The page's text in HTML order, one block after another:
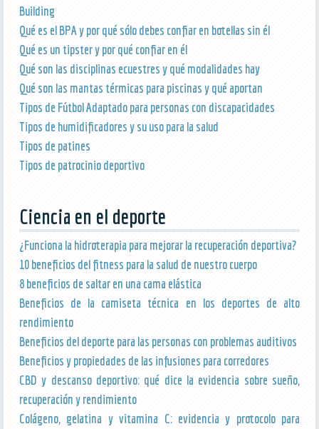
Building
Qué es el BPA y por qué sólo debes confiar en botellas sin él
Qué es un tipster y por qué confiar en él
Qué son las disciplinas ecuestres y qué modalidades hay
Qué son las mantas térmicas para piscinas y qué aportan
Tipos de Fútbol Adaptado para personas con discapacidades
Tipos de humidificadores y su uso para la salud
Tipos de patines
Tipos de patrocinio deportivo
Ciencia en el deporte
¿Funciona la hidroterapia para mejorar la recuperación deportiva?
10 beneficios del fitness para la salud de nuestro cuerpo
8 beneficios de saltar en una cama elástica
Beneficios de la camiseta técnica en los deportes de alto
rendimiento
Beneficios del deporte para las personas con problemas auditivos
Beneficios y propiedades de las infusiones para corredores
CBD y descanso deportivo: qué dice la evidencia sobre sueño,
recuperación y rendimiento
Colágeno, gelatina y vitamina C: evidencia y protocolo para